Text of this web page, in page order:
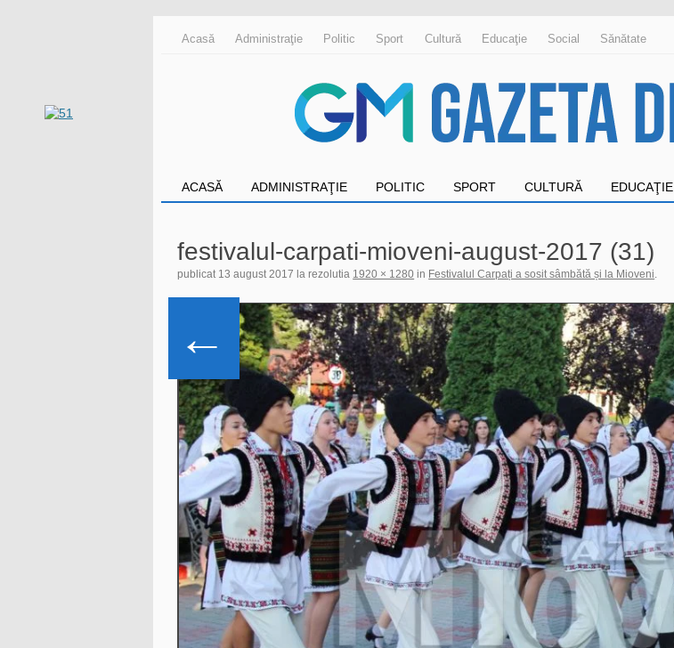
Acasă Administraţie Politic Sport Cultură Educaţie Social Sănătate
ACASĂ ADMINISTRAŢIE POLITIC SPORT CULTURĂ EDUCAŢIE
festivalul-carpati-mioveni-august-2017 (31)
publicat 13 august 2017 la rezolutia 1920 × 1280 in Festivalul Carpați a sosit sâmbătă și la Mioveni
←